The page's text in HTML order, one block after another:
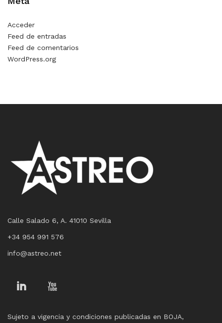
Acceder
Feed de entradas
Feed de comentarios
WordPress.org
Calle Salado 6, A. 41010 Sevilla
+34 954 991 576
info@astreo.net
Linkedin
Sujeto a vigencia y condiciones publicadas en BOJA,